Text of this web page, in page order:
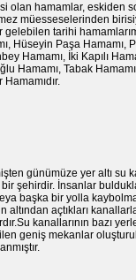
olan hamamlar, eskiden
müesseselerinden
tarihi
Hüseyin Paşa Hamamı,
Hamamı, İki Kapılı
Hamamı, Tabak
günümüze yer altı su
bir şehirdir. İnsanlar
başka bir yolla
altından açtıkları
kanallarının bazı
geniş mekanlar